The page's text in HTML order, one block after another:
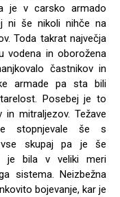
je v carsko armado
ni še nikoli nihče na
Toda takrat največja
vodena in oborožena
častnikov in
armade pa sta bili
Posebej je to
mitraljezov. Težave
stopnjevale še s
vse skupaj pa je še
je bila v veliki meri
sistema. Neizbežna
bojevanje, kar je